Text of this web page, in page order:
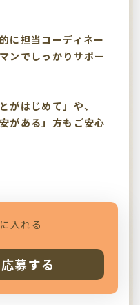
に担当コーディネー
ンでしっかりサポー
がはじめて」や、
がある」方もご安心
入れる
募する